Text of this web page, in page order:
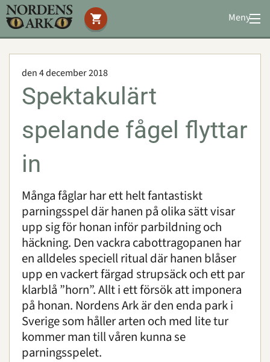
Meny
Stöd oss
Bevarande
Utbildning
Boende
Om oss | Öppettider | Press
Sök
den 4 december 2018
Spektakulärt
spelande fågel flyttar
in
Många fåglar har ett helt fantastiskt
parningsspel där hanen på olika sätt visar
upp sig för honan inför parbildning och
häckning. Den vackra cabottragopanen har
en alldeles speciell ritual där hanen blåser
upp en vackert färgad strupsäck och ett par
klarblå ”horn”. Allt i ett försök att imponera
på honan. Nordens Ark är den enda park i
Sverige som håller arten och med lite tur
kommer man till våren kunna se
parningsspelet.